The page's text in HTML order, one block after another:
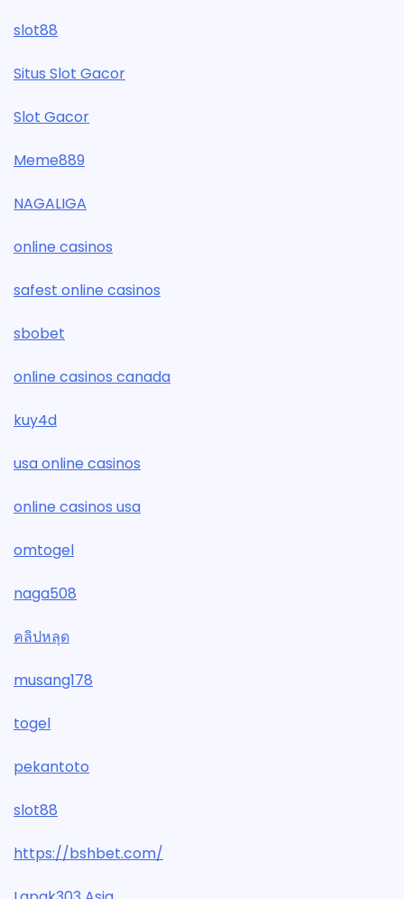
slot88
Situs Slot Gacor
Slot Gacor
Meme889
NAGALIGA
online casinos
safest online casinos
sbobet
online casinos canada
kuy4d
usa online casinos
online casinos usa
omtogel
naga508
คลิปหลุด
musang178
togel
pekantoto
slot88
https://bshbet.com/